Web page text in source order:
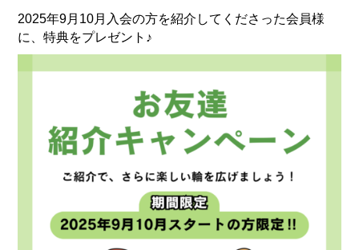
2025年9月10月入会の方を紹介してくださった会員様
に、特典をプレゼント♪